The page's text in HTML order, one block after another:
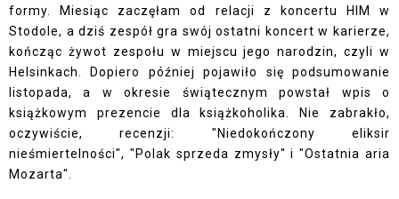
formy. Miesiąc zaczęłam od relacji z koncertu HIM w
Stodole, a dziś zespół gra swój ostatni koncert w karierze,
kończąc żywot zespołu w miejscu jego narodzin, czyli w
Helsinkach. Dopiero później pojawiło się podsumowanie
listopada, a w okresie świątecznym powstał wpis o
książkowym prezencie dla książkoholika
. Nie zabrakło,
oczywiście, recenzji: "Niedokończony eliksir
nieśmiertelności", "Polak sprzeda zmysły" i"Ostatnia aria
Mozarta"